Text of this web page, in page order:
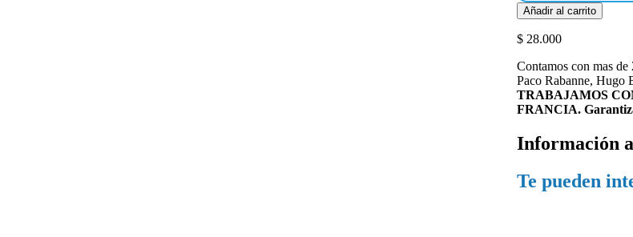
replicas
Añadir al carrito
$ 28.000
Contamos con mas
Paco Rabanne, Hugo
TRABAJAMOS
FRANCIA.
Información
Te pueden